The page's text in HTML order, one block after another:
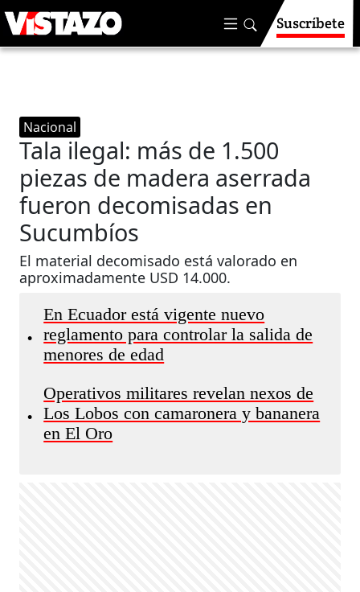
Suscríbete
Nacional
Tala ilegal: más de 1.500
piezas de madera aserrada
fueron decomisadas en
Sucumbíos
El material decomisado está valorado en
aproximadamente USD 14.000.
•
En Ecuador está vigente nuevo
reglamento para controlar la salida de
menores de edad
•
Operativos militares revelan nexos de
Los Lobos con camaronera y bananera
en El Oro